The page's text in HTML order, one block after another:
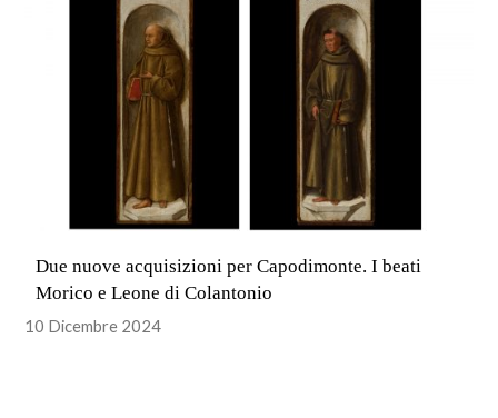
Due nuove acquisizioni per Capodimonte. I beati
Morico e Leone di Colantonio
10 Dicembre 2024